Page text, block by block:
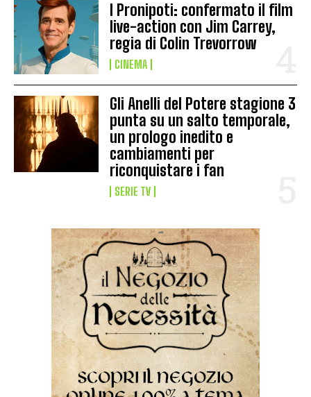
I Pronipoti: confermato il film
live-action con Jim Carrey,
regia di Colin Trevorrow
CINEMA
Gli Anelli del Potere stagione 3
punta su un salto temporale,
un prologo inedito e
cambiamenti per
riconquistare i fan
SERIE TV